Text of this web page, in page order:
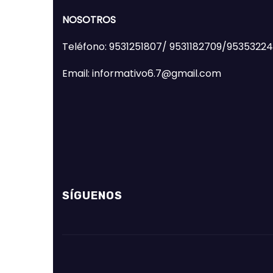
NOSOTROS
Teléfono: 9531251807/ 9531182709/
Email: informativo6.7@gmail.com
SÍGUENOS